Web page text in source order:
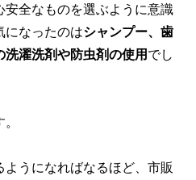
全なものを選ぶように意識
になったのはシャンプー、歯
濯洗剤や防虫剤の使用 でし
うになればなるほど、市販